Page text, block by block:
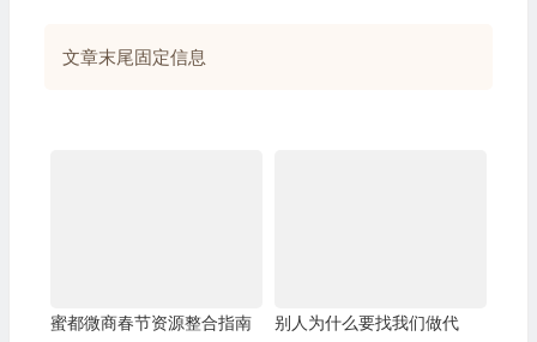
文章末尾固定信息
蜜都微商春节资源整合指南
别人为什么要找我们做代